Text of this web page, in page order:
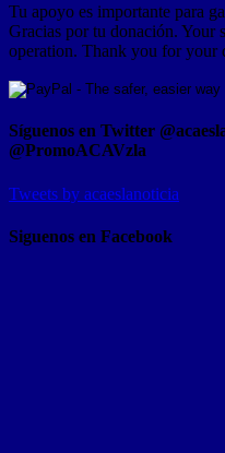
Tu apoyo es importante para
Gracias por tu donación. Your
operation. Thank you for your
Síguenos en Twitter
@PromoACAVzla
Tweets by acaeslanoticia
Siguenos en Facebook